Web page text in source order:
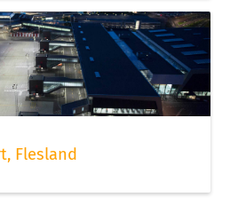
Flesland